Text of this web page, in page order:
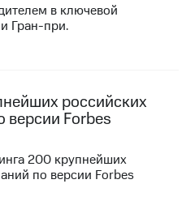
в ключевой
Гран-при.
российских
версии Forbes
200 крупнейших
по версии Forbes